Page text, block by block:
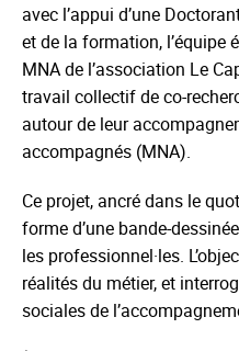
avec l’appui d’une
et de la formation, l’équipe
MNA de l’association Le
travail collectif de co-
autour de leur
accompagnés (MNA).
Ce projet, ancré dans le
forme d’une bande-
les professionnel·les.
réalités du métier, et
sociales de